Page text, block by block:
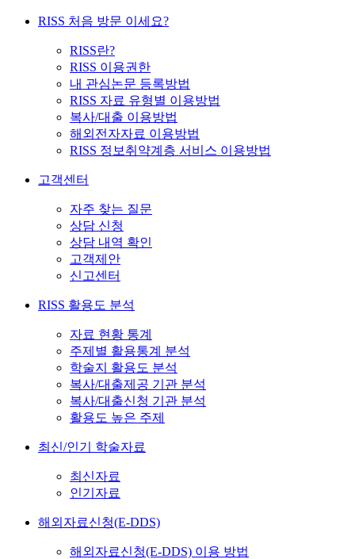
RISS 처음 방문 이세요?
RISS란?
RISS 이용권한
내 관심논문 등록방법
RISS 자료 유형별 이용방법
복사/대출 이용방법
해외전자자료 이용방법
RISS 정보취약계층 서비스 이용방법
고객센터
자주 찾는 질문
상담 신청
상담 내역 확인
고객제안
신고센터
RISS 활용도 분석
자료 현황 통계
주제별 활용통계 분석
학술지 활용도 분석
복사/대출제공 기관 분석
복사/대출신청 기관 분석
활용도 높은 주제
최신/인기 학술자료
최신자료
인기자료
해외자료신청(E-DDS)
해외자료신청(E-DDS) 이용 방법